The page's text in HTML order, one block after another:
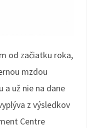
od začiatku roka,
mzdou
a už nie na dane
z výsledkov
Centre